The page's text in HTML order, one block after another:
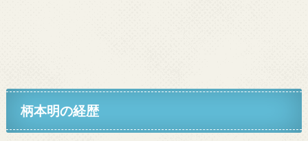
柄本明の経歴